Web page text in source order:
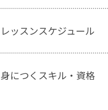
レッスンスケジュール
身につくスキル・資格